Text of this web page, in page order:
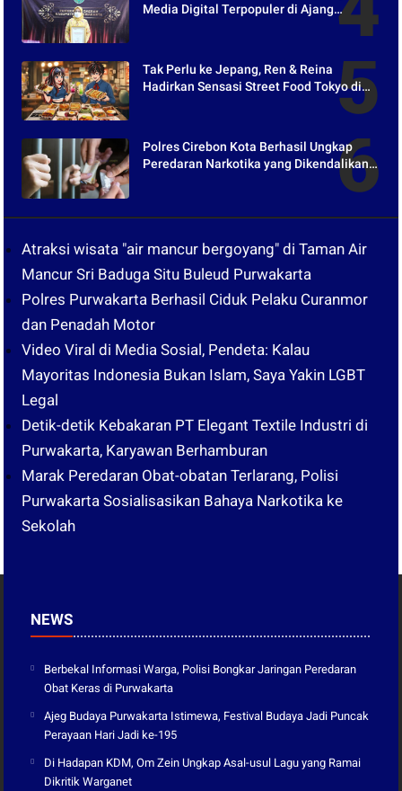
Media Digital Terpopuler di Ajang
Tak Perlu ke Jepang, Ren & Reina
Hadirkan Sensasi Street Food Tokyo di
Polres Cirebon Kota Berhasil Ungkap
Peredaran Narkotika yang Dikendalikan
Atraksi wisata "air mancur bergoyang" di Taman Air
Mancur Sri Baduga Situ Buleud Purwakarta
Polres Purwakarta Berhasil Ciduk Pelaku Curanmor
dan Penadah Motor
Video Viral di Media Sosial, Pendeta: Kalau
Mayoritas Indonesia Bukan Islam, Saya Yakin LGBT
Legal
Detik-detik Kebakaran PT Elegant Textile Industri di
Purwakarta, Karyawan Berhamburan
Marak Peredaran Obat-obatan Terlarang, Polisi
Purwakarta Sosialisasikan Bahaya Narkotika ke
Sekolah
NEWS
Berbekal Informasi Warga, Polisi Bongkar Jaringan Peredaran
Obat Keras di Purwakarta
Ajeg Budaya Purwakarta Istimewa, Festival Budaya Jadi Puncak
Perayaan Hari Jadi ke-195
Di Hadapan KDM, Om Zein Ungkap Asal-usul Lagu yang Ramai
Dikritik Warganet